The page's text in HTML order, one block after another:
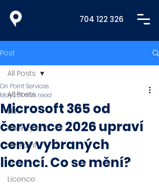
704 122 326
Post
All Posts
ERP
Novinky v BC
On Point
AI
Licence
All Posts
Microsoft 365 od
července 2026 upraví
ceny vybraných
licencí. Co se mění?
On Point Services
May 261 min read